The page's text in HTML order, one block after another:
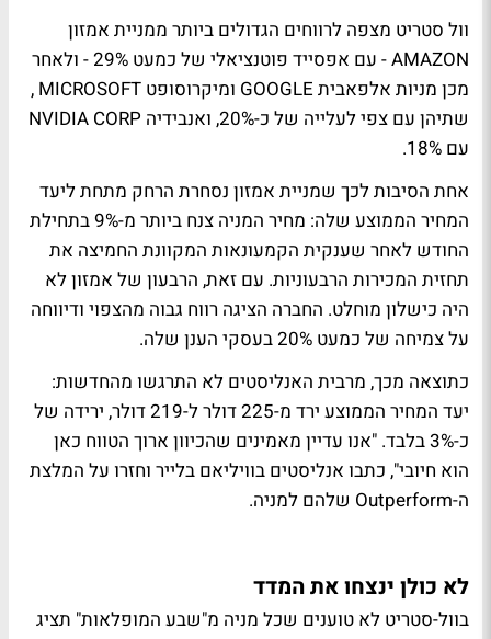
וול סטריט מצפה לרווחים הגדולים ביותר ממניית אמזון
AMAZON - עם אפסייד פוטנציאלי של כמעט 29% - ולאחר
מכן מניות אלפאבית GOOGLE ומיקרוסופט MICROSOFT ,
שתיהן עם צפי לעלייה של כ-20%, ואנבידיה NVIDIA CORP
עם 18%.
אחת הסיבות לכך שמניית אמזון נסחרת הרחק מתחת ליעד
המחיר הממוצע שלה: מחיר המניה צנח ביותר מ-9% בתחילת
החודש לאחר שענקית הקמעונאות המקוונת החמיצה את
תחזית המכירות הרבעוניות. עם זאת, הרבעון של אמזון לא
היה כישלון מוחלט. החברה הציגה רווח גבוה מהצפוי ודיווחה
על צמיחה של כמעט 20% בעסקי הענן שלה.
כתוצאה מכך, מרבית האנליסטים לא התרגשו מהחדשות:
יעד המחיר הממוצע ירד מ-225 דולר ל-219 דולר, ירידה של
כ-3% בלבד. "אנו עדיין מאמינים שהכיוון ארוך הטווח כאן
הוא חיובי", כתבו אנליסטים בוויליאם בלייר וחזרו על המלצת
ה-Outperform שלהם למניה.
לא כולן ינצחו את המדד
בוול-סטריט לא טוענים שכל מניה מ"שבע המופלאות" תציג